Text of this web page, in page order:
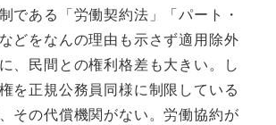
である「労働契約法」「パート・
どをなんの理由も示さず適用除外
、民間との権利格差も大きい。し
を正規公務員同様に制限している
その代償機関がない。労働協約が